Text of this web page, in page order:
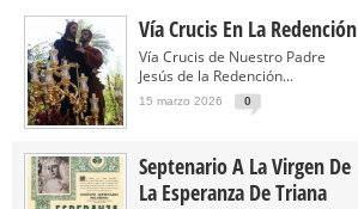
Vía Crucis En La Redención
Vía Crucis de Nuestro Padre
Jesús de la Redención...
15 marzo 2026 0
Septenario A La Virgen De
La Esperanza De Triana